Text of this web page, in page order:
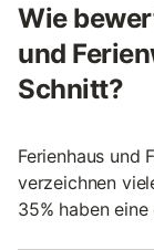
Wie
und
Schnitt?
Ferienhaus und
verzeichnen
35% haben